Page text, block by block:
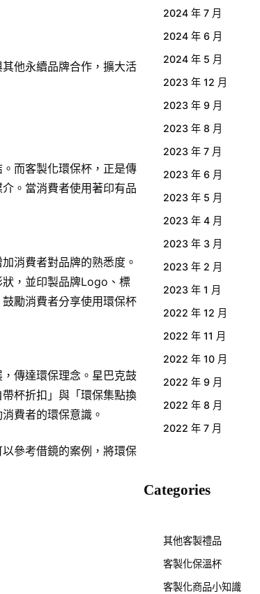
他永續品牌合作，擴大活
而客製化環保杯，正是傳
。當消費者使用著印有品
消費者對品牌的熟悉度。
，並印製品牌Logo、標
勵消費者分享使用環保杯
傳達環保理念。星巴克鼓
杯折扣」與「環保集點換
費者的環保意識。
參考借鏡的案例，將環保
2024 年 7 月
2024 年 6 月
2024 年 5 月
2023 年 12 月
2023 年 9 月
2023 年 8 月
2023 年 7 月
2023 年 6 月
2023 年 5 月
2023 年 4 月
2023 年 3 月
2023 年 2 月
2023 年 1 月
2022 年 12 月
2022 年 11 月
2022 年 10 月
2022 年 9 月
2022 年 8 月
2022 年 7 月
Categories
其他客製禮品
客製化保溫杯
客製化商品小知識